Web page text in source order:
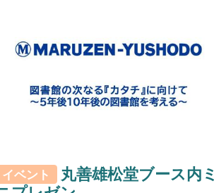
イベント
丸善雄松堂ブース内ミ